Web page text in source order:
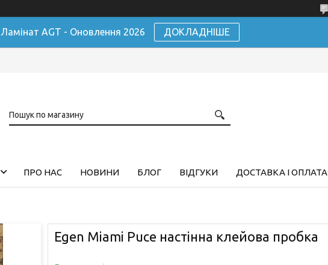
Ламінат AGT - Оновлення 2026 ДОКЛАДНІШЕ
ПРО НАС НОВИНИ БЛОГ ВІДГУКИ ДОСТАВКА І ОПЛАТА
Egen Miami Puce настінна клейова пробка